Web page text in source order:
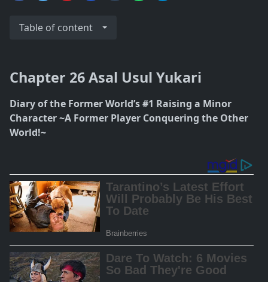
Table of content
Chapter 26 Asal Usul Yukari
Diary of the Former World’s #1 Raising a Minor
Character ~A Former Player Conquering the Other
World!~